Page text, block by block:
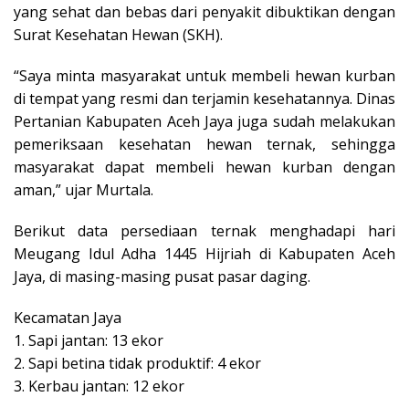
yang sehat dan bebas dari penyakit dibuktikan dengan
Surat Kesehatan Hewan (SKH).
“Saya minta masyarakat untuk membeli hewan kurban
di tempat yang resmi dan terjamin kesehatannya. Dinas
Pertanian Kabupaten Aceh Jaya juga sudah melakukan
pemeriksaan kesehatan hewan ternak, sehingga
masyarakat dapat membeli hewan kurban dengan
aman,” ujar Murtala.
Berikut data persediaan ternak menghadapi hari
Meugang Idul Adha 1445 Hijriah di Kabupaten Aceh
Jaya, di masing-masing pusat pasar daging.
Kecamatan Jaya
1. Sapi jantan: 13 ekor
2. Sapi betina tidak produktif: 4 ekor
3. Kerbau jantan: 12 ekor